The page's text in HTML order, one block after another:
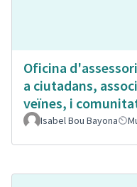
Oficina
a ciutadans,
veïnes, i
Isabel Bou Bayona